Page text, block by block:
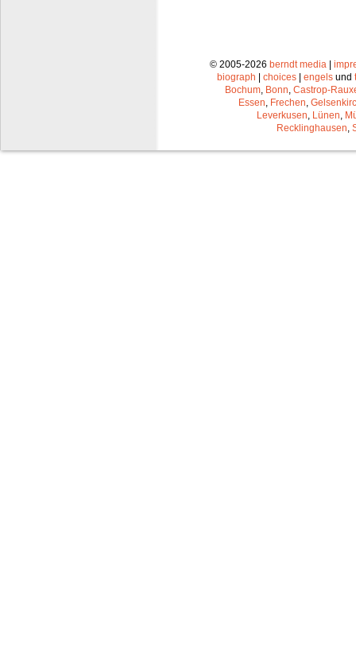
© 2005-2026 berndt media|
biograph
choices engels und
Bochum, Bonn, Castrop-
Essen, Frechen,
Leverkusen, Lünen,
Recklinghausen,